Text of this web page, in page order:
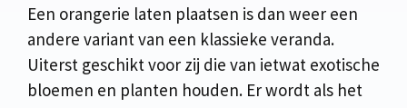
Een orangerie laten plaatsen is dan weer een
andere variant van een klassieke veranda.
Uiterst geschikt voor zij die van ietwat exotische
bloemen en planten houden. Er wordt als het